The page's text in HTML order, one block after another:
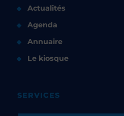
Actualités
Agenda
Annuaire
Le kiosque
SERVICES